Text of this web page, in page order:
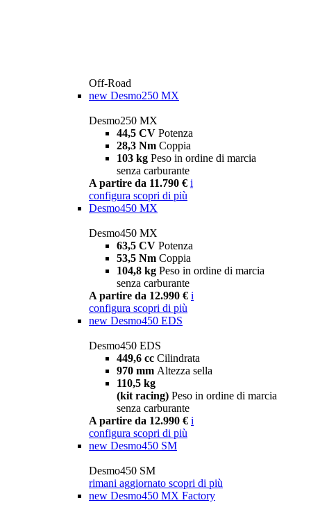
Off-Road
new Desmo250 MX
Desmo250 MX
44,5 CV Potenza
28,3 Nm Coppia
103 kg Peso in ordine di marcia
senza carburante
A partire da 11.790 € i
configura scopri di più
Desmo450 MX
Desmo450 MX
63,5 CV Potenza
53,5 Nm Coppia
104,8 kg Peso in ordine di marcia
senza carburante
A partire da 12.990 € i
configura scopri di più
new Desmo450 EDS
Desmo450 EDS
449,6 cc Cilindrata
970 mm Altezza sella
110,5 kg
(kit racing) Peso in ordine di marcia
senza carburante
A partire da 12.990 € i
configura scopri di più
new Desmo450 SM
Desmo450 SM
rimani aggiornato scopri di più
new Desmo450 MX Factory